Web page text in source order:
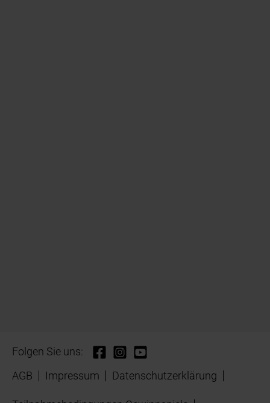
Folgen Sie uns:
AGB
Impressum Datenschutzerklärung